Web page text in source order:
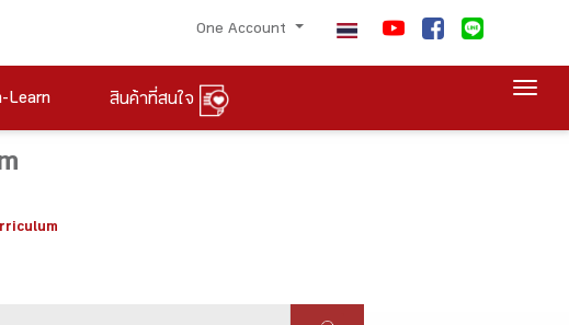
One Account
Learn สินค้าที่สนใจ